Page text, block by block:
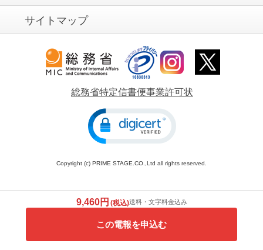
サイトマップ
総務省特定信書便事業許可状
Copyright (c) PRIME STAGE.CO.,Ltd all rights reserved.
9,460円 (税込)送料・文字料金込み
この電報を申込む